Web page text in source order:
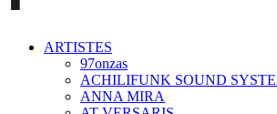
ARTISTES
97onzas
ACHILIFUNK SOUND
ANNA MIRA